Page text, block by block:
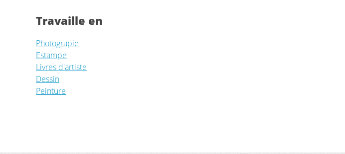
Travaille en
Photograpie
Estampe
Livres d'artiste
Dessin
Peinture